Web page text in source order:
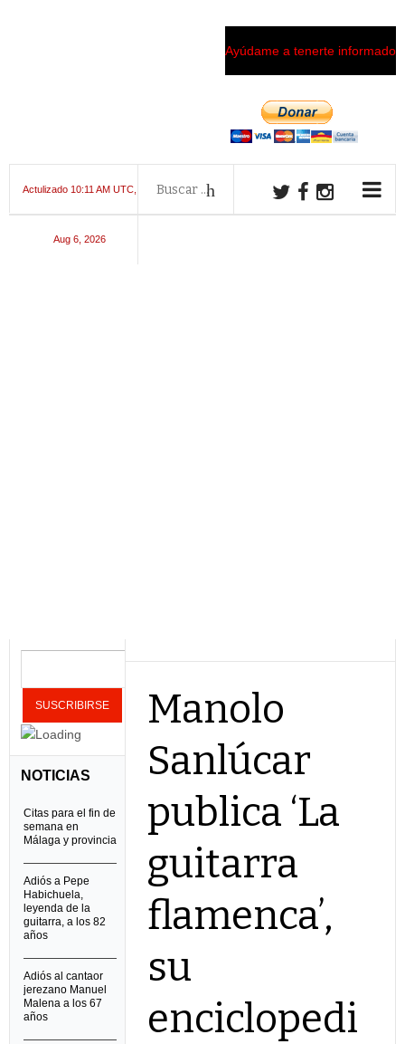
Ayúdame a tenerte informado
Actulizado 10:11 AM UTC,
Aug 6, 2026
Manolo
Sanlúcar
publica ‘La
guitarra
flamenca’,
su
enciclopedi
NOTICIAS
Citas para el fin de
semana en
Málaga y provincia
Adiós a Pepe
Habichuela,
leyenda de la
guitarra, a los 82
años
Adiós al cantaor
jerezano Manuel
Malena a los 67
años